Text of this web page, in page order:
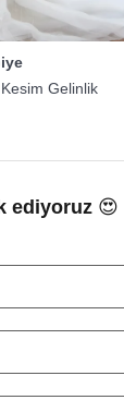
Gelinlik
ediyoruz 😍